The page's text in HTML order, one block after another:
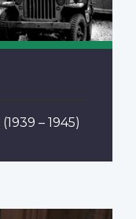
(1939 – 1945)